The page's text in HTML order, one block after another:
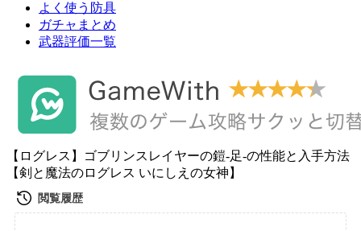
よく使う防具
ガチャまとめ
武器評価一覧
【ログレス】ゴブリンスレイヤーの鎧-足-の性能と入手方法
【剣と魔法のログレス いにしえの女神】